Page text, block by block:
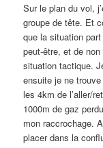
Sur le plan du vol,
groupe de tête. Et
que la situation
peut-être, et de
situation tactique.
ensuite je ne
les 4km de l’aller/
1000m de gaz
mon raccrochage.
placer dans la